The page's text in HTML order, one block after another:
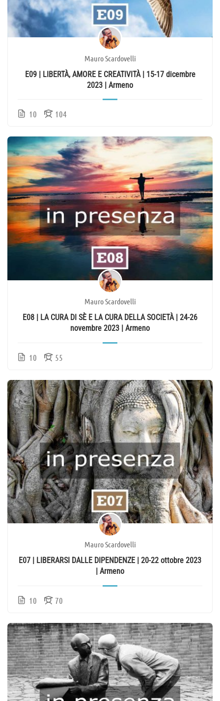
Mauro Scardovelli
E09 | LIBERTÀ, AMORE E CREATIVITÀ | 15-17 dicembre
2023 | Armeno
10 104
Mauro Scardovelli
E08 | LA CURA DI SÈ E LA CURA DELLA SOCIETÀ | 24-26
novembre 2023 | Armeno
10 55
Mauro Scardovelli
E07 | LIBERARSI DALLE DIPENDENZE | 20-22 ottobre 2023
| Armeno
10 70